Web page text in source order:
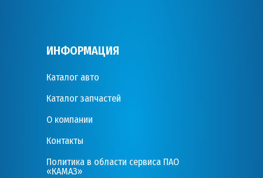
ИНФОРМАЦИЯ
Каталог авто
Каталог запчастей
О компании
Контакты
Политика в области сервиса ПАО
«КАМАЗ»